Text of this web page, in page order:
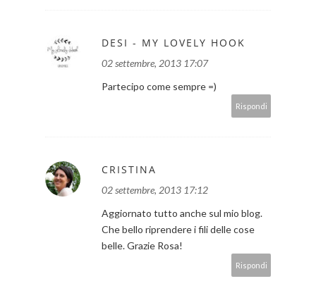
DESI - MY LOVELY HOOK
02 settembre, 2013 17:07
Partecipo come sempre =)
Rispondi
CRISTINA
02 settembre, 2013 17:12
Aggiornato tutto anche sul mio blog.
Che bello riprendere i fili delle cose
belle. Grazie Rosa!
Rispondi